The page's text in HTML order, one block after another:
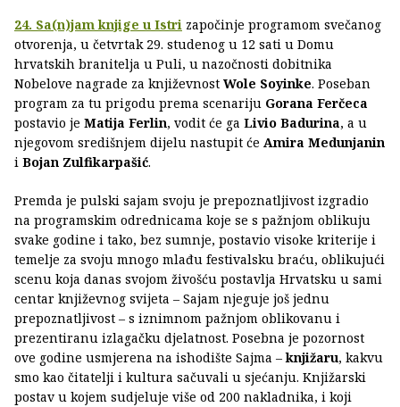
24. Sa(n)jam knjige u Istri započinje programom svečanog
otvorenja, u četvrtak 29. studenog u 12 sati u Domu
hrvatskih branitelja u Puli, u nazočnosti dobitnika
Nobelove nagrade za književnost Wole Soyinke. Poseban
program za tu prigodu prema scenariju Gorana Ferčeca
postavio je Matija Ferlin, vodit će ga Livio Badurina, a u
njegovom središnjem dijelu nastupit će Amira Medunjanin
i Bojan Zulfikarpašić.
Premda je pulski sajam svoju je prepoznatljivost izgradio
na programskim odrednicama koje se s pažnjom oblikuju
svake godine i tako, bez sumnje, postavio visoke kriterije i
temelje za svoju mnogo mlađu festivalsku braću, oblikujući
scenu koja danas svojom živošću postavlja Hrvatsku u sami
centar književnog svijeta – Sajam njeguje još jednu
prepoznatljivost – s iznimnom pažnjom oblikovanu i
prezentiranu izlagačku djelatnost. Posebna je pozornost
ove godine usmjerena na ishodište Sajma –knjižaru, kakvu
smo kao čitatelji i kultura sačuvali u sjećanju. Knjižarski
postav u kojem sudjeluje više od 200 nakladnika, i koji